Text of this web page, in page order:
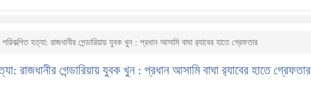
হত্যা: রাজধানীর গেন্ডারিয়ায় যুবক খুন : প্রধান আসামি বাঘা র‌্যাবের হাতে গ্রেফতার
রাজধানীর গেন্ডারিয়ায় যুবক খুন : প্রধান আসামি বাঘা র‌্যাবের হাতে গ্রেফতার